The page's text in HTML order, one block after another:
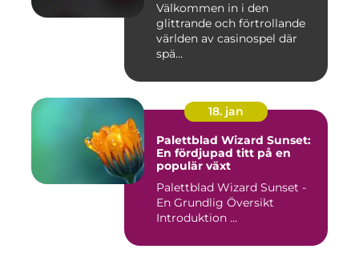
Välkommen in i den
glittrande och förtrollande
världen av casinospel där
spä...
18. jan
Palettblad Wizard Sunset:
En fördjupad titt på en
populär växt
Palettblad Wizard Sunset -
En Grundlig Översikt
Introduktion ...